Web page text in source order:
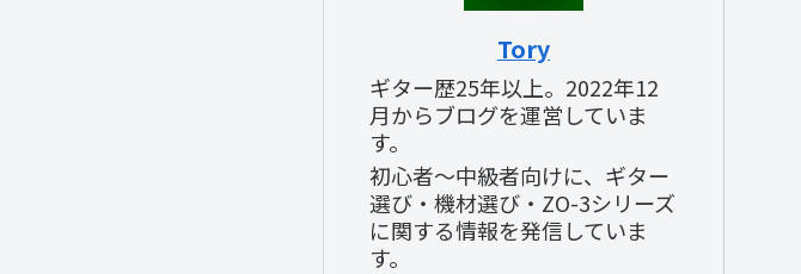
Tory
ギター歴25年以上。2022年12
月からブログを運営していま
す。
初心者〜中級者向けに、ギター
選び・機材選び・ZO-3シリーズ
に関する情報を発信していま
す。